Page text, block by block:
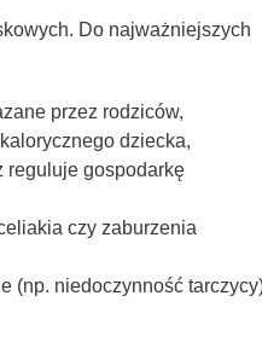
Do najważniejszych
przez rodziców,
dziecka,
reguluje gospodarkę
czy zaburzenia
(np. niedoczynność